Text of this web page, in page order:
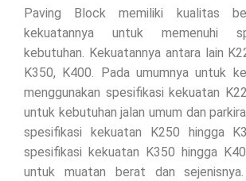
Paving Block memiliki kualitas
kekuatannya untuk memenuhi
kebutuhan. Kekuatannya antara lain
K350, K400. Pada umumnya untuk
menggunakan spesifikasi kekuatan
untuk kebutuhan jalan umum dan
spesifikasi kekuatan K250 hingga
spesifikasi kekuatan K350 hingga
untuk muatan berat dan sejenisnya.